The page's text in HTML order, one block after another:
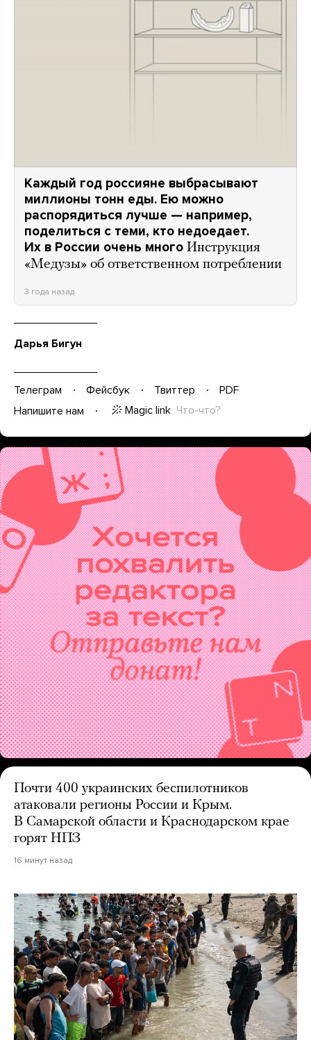
Каждый год россияне выбрасывают
миллионы тонн еды. Ею можно
распорядиться лучше — например,
поделиться с теми, кто недоедает.
Их в России очень много Инструкция
«Медузы» об ответственном потреблении
3 года назад
Дарья Бигун
Телеграм Фейсбук Твиттер
PDF
Напишите нам
Magic link Что-что?
Почти 400 украинских беспилотников
атаковали регионы России и Крым.
В Самарской области и Краснодарском крае
горят НПЗ
16 минут назад